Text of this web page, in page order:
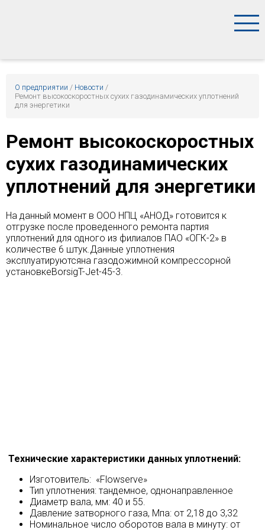
О предприятии / Новости /
Ремонт высокоскоростных сухих газодинамических уплотнений
для энергетики
Ремонт высокоскоростных
сухих газодинамических
уплотнений для энергетики
На данный момент в ООО НПЦ «АНОД» готовится к
отгрузке после проведенного ремонта партия
уплотнений для одного из филиалов ПАО «ОГК-2» в
количестве 6 штук.Данные уплотнения
эксплуатируютсяна газодожимной компрессорной
установкеBorsigT-Jet-45-3.
Технические характеристики данных уплотнений:
Изготовитель: «Flowserve»
Тип уплотнения: тандемное, однонаправленное
Диаметр вала, мм: 40 и 55.
Давление затворного газа, Мпа: от 2,18 до 3,32
Номинальное число оборотов вала в минуту: от